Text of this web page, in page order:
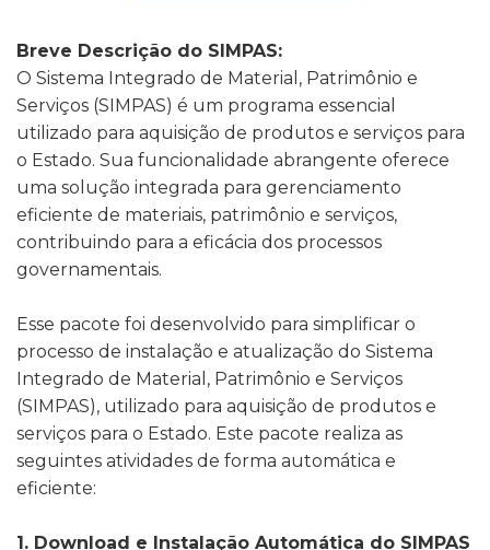
Breve Descrição do SIMPAS:
O Sistema Integrado de Material, Patrimônio e
Serviços (SIMPAS) é um programa essencial
utilizado para aquisição de produtos e serviços para
o Estado. Sua funcionalidade abrangente oferece
uma solução integrada para gerenciamento
eficiente de materiais, patrimônio e serviços,
contribuindo para a eficácia dos processos
governamentais.
Esse pacote foi desenvolvido para simplificar o
processo de instalação e atualização do Sistema
Integrado de Material, Patrimônio e Serviços
(SIMPAS), utilizado para aquisição de produtos e
serviços para o Estado. Este pacote realiza as
seguintes atividades de forma automática e
eficiente:
1. Download e Instalação Automática do SIMPAS